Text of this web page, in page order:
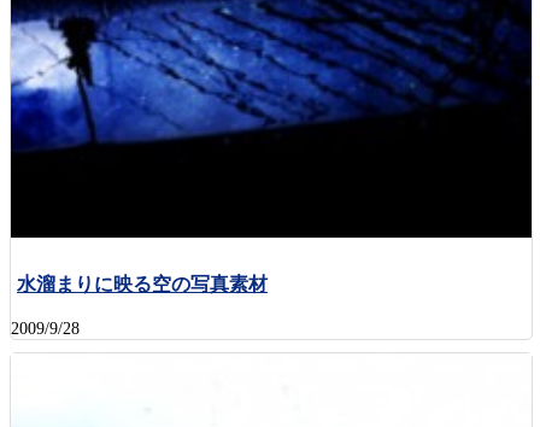
水溜まりに映る空の写真素材
2009/9/28